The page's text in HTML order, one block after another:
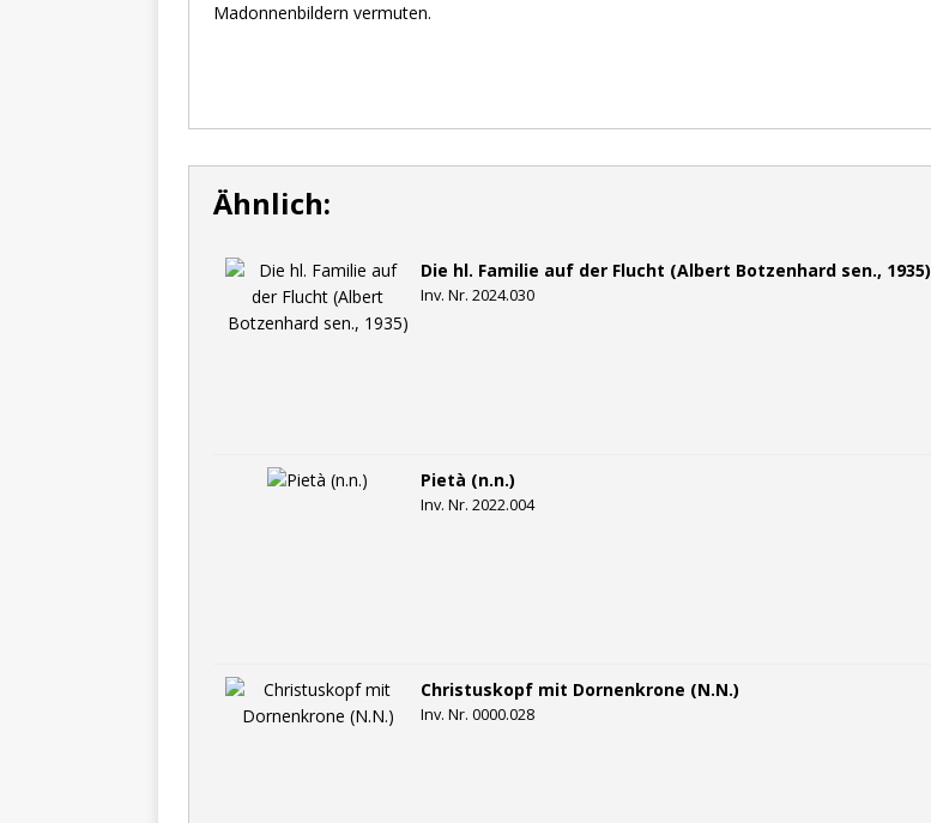
Madonnenbildern vermuten.
Ähnlich:
Die hl. Familie auf der Flucht (Albert Botzenhard sen., 1935)
Inv. Nr. 2024.030
Pietà (n.n.)
Inv. Nr. 2022.004
Christuskopf mit Dornenkrone (N.N.)
Inv. Nr. 0000.028